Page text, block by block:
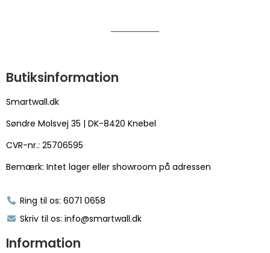
Butiksinformation
Smartwall.dk
Søndre Molsvej 35 | DK-8420 Knebel
CVR-nr.: 25706595
Bemærk: Intet lager eller showroom på adressen
Ring til os: 6071 0658
Skriv til os: info@smartwall.dk
Information